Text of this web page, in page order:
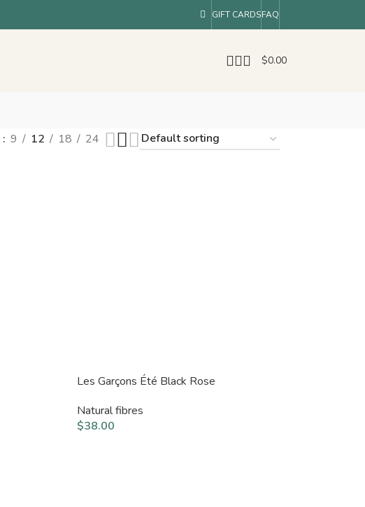
GIFT CARDSFAQ
$0.00
9 12 18 24
Les Garçons Été Black Rose
Natural fibres
$38.00